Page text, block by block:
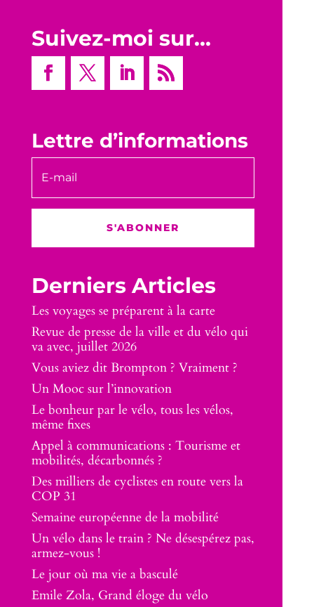
Suivez-moi sur…
Lettre d’informations
S'ABONNER
Derniers Articles
Les voyages se préparent à la carte
Revue de presse de la ville et du vélo qui
va avec, juillet 2026
Vous aviez dit Brompton ? Vraiment ?
Un Mooc sur l’innovation
Le bonheur par le vélo, tous les vélos,
même fixes
Appel à communications : Tourisme et
mobilités, décarbonnés ?
Des milliers de cyclistes en route vers la
COP 31
Semaine européenne de la mobilité
Un vélo dans le train ? Ne désespérez pas,
armez-vous !
Le jour où ma vie a basculé
Emile Zola, Grand éloge du vélo